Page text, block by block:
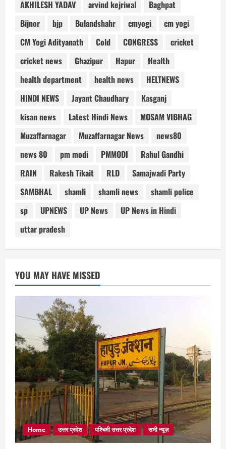
AKHILESH YADAV arvind kejriwal
Baghpat
Bijnor
bjp Bulandshahr cmyogi
cm yogi
CM Yogi Adityanath
Cold CONGRESS
cricket
cricket news
Ghazipur Hapur
Health
health department
health news
HELTNEWS
HINDI NEWS
Jayant Chaudhary
Kasganj
kisan news
Latest Hindi News
MOSAM VIBHAG
Muzaffarnagar
Muzaffarnagar News
news80
news 80
pm modi PMMODI
Rahul Gandhi
RAIN
Rakesh Tikait RLD
Samajwadi Party
SAMBHAL
shamli shamli news
shamli police
sp
UPNEWS UP News
UP News in Hindi
uttar pradesh
YOU MAY HAVE MISSED
Home उत्तर प्रदेश पश्चिमी उत्तर प्रदेश सभी न्यूज़